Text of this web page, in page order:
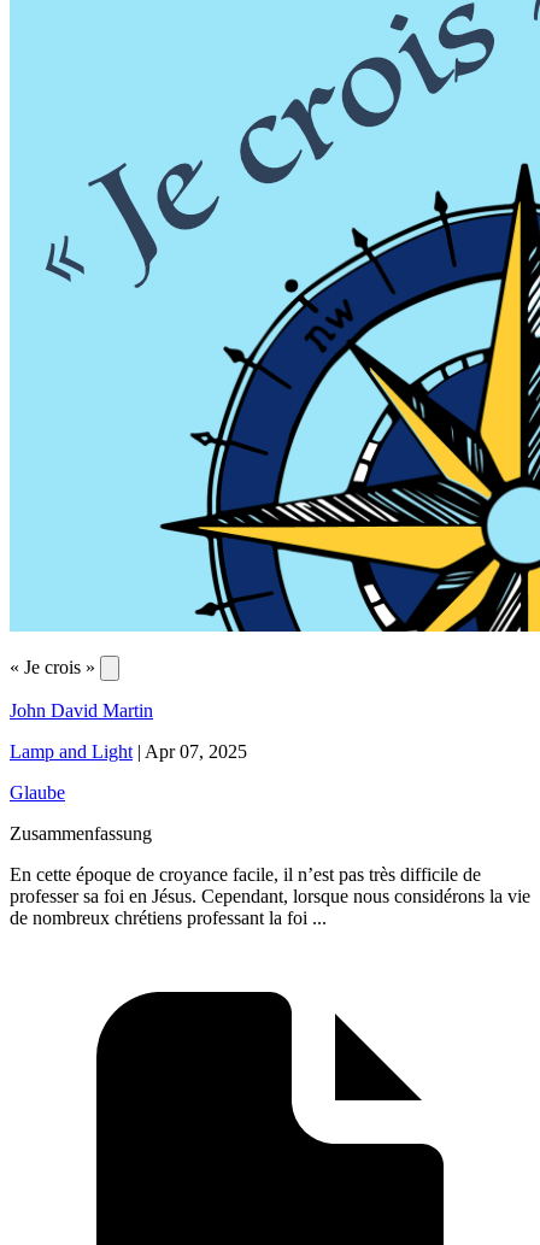
« Je crois »
John David Martin
Lamp and Light | Apr 07, 2025
Glaube
Zusammenfassung
En cette époque de croyance facile, il n’est pas très difficile de
professer sa foi en Jésus. Cependant, lorsque nous considérons la vie
de nombreux chrétiens professant la foi ...